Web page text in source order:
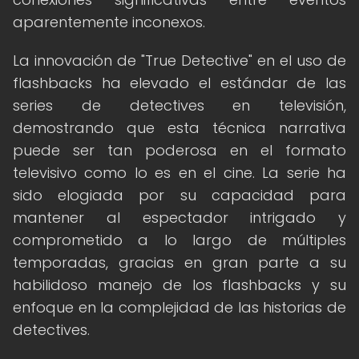
aparentemente inconexos.
La innovación de "True Detective" en el uso de
flashbacks ha elevado el estándar de las
series de detectives en televisión,
demostrando que esta técnica narrativa
puede ser tan poderosa en el formato
televisivo como lo es en el cine. La serie ha
sido elogiada por su capacidad para
mantener al espectador intrigado y
comprometido a lo largo de múltiples
temporadas, gracias en gran parte a su
habilidoso manejo de los flashbacks y su
enfoque en la complejidad de las historias de
detectives.